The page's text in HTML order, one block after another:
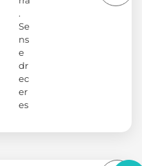
.
Se
ns
e
dr
ec
er
es